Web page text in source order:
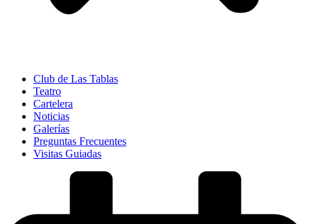
Club de Las Tablas
Teatro
Cartelera
Noticias
Galerías
Preguntas Frecuentes
Visitas Guiadas